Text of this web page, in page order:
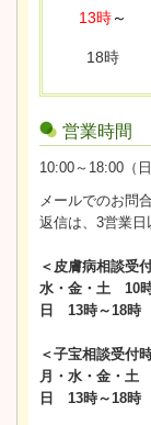
13時～
18時
営業時間
10:00～18:00（
メールでのお問
返信は、3営業日
＜皮膚病相談受
水・金・土 10
日 13時～18時
＜子宝相談受付
月・水・金・土
日 13時～18時